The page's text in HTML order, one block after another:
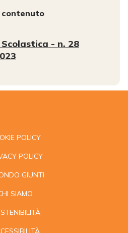
contenuto
- n. 28
POLICY
POLICY
GIUNTI
SIAMO